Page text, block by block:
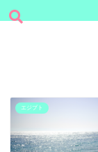
エジプト